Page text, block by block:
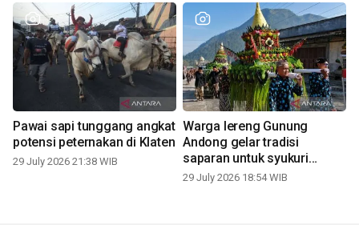
Pawai sapi tunggang angkat
potensi peternakan di Klaten
29 July 2026 21:38 WIB
Warga lereng Gunung
Andong gelar tradisi
saparan untuk syukuri
panen
29 July 2026 18:54 WIB